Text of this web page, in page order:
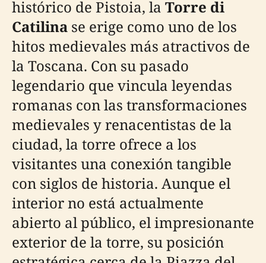
histórico de Pistoia, la Torre di
Catilina se erige como uno de los
hitos medievales más atractivos de
la Toscana. Con su pasado
legendario que vincula leyendas
romanas con las transformaciones
medievales y renacentistas de la
ciudad, la torre ofrece a los
visitantes una conexión tangible
con siglos de historia. Aunque el
interior no está actualmente
abierto al público, el impresionante
exterior de la torre, su posición